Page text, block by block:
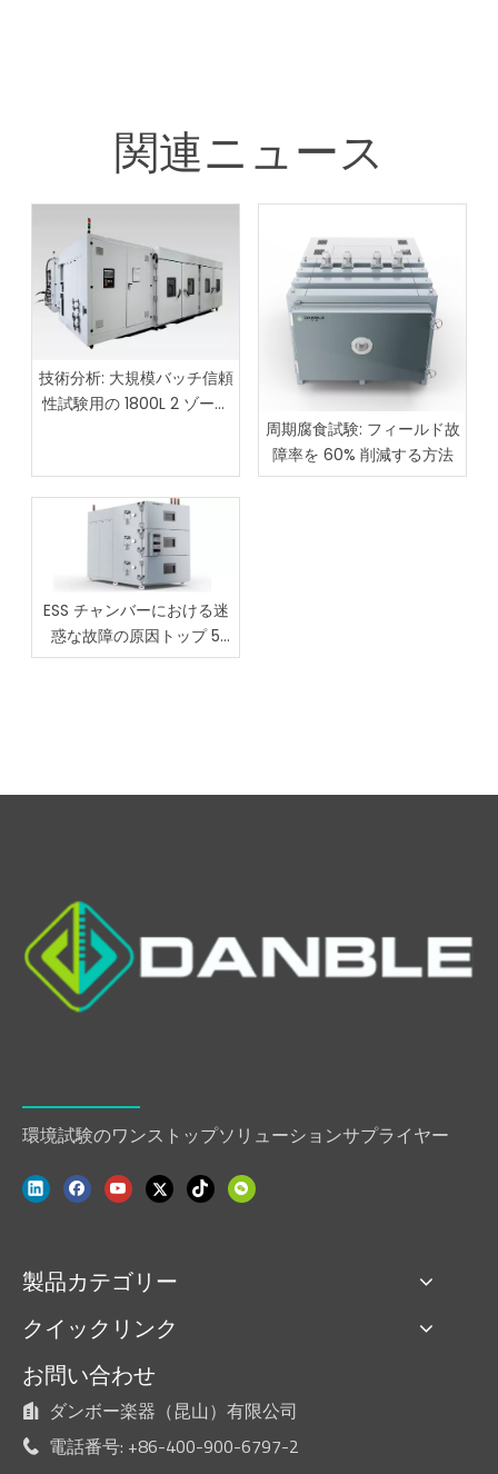
関連ニュース
技術分析: 大規模バッチ信頼
性試験用の 1800L 2 ゾーン
周期腐食試験: フィールド故
障率を 60% 削減する方法
ESS チャンバーにおける迷
惑な故障の原因トップ 5
(および Danble がそれらを
環境試験のワンストップソリューションサプライヤー
製品カテゴリー
クイックリンク
お問い合わせ
 ダンボー楽器（昆山）有限公司
 電話番号: +86-400-900-6797-2